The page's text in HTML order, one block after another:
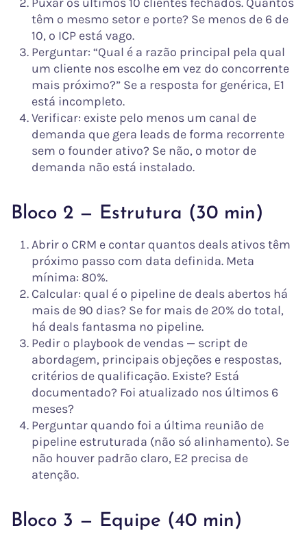
têm o mesmo setor e porte? Se menos de 6 de
10, o ICP está vago.
Perguntar: “Qual é a razão principal pela qual
um cliente nos escolhe em vez do concorrente
mais próximo?” Se a resposta for genérica, E1
está incompleto.
Verificar: existe pelo menos um canal de
demanda que gera leads de forma recorrente
sem o founder ativo? Se não, o motor de
demanda não está instalado.
Bloco 2 — Estrutura (30 min)
Abrir o CRM e contar quantos deals ativos têm
próximo passo com data definida. Meta
mínima: 80%.
Calcular: qual é o pipeline de deals abertos há
mais de 90 dias? Se for mais de 20% do total,
há deals fantasma no pipeline.
Pedir o playbook de vendas — script de
abordagem, principais objeções e respostas,
critérios de qualificação. Existe? Está
documentado? Foi atualizado nos últimos 6
meses?
Perguntar quando foi a última reunião de
pipeline estruturada (não só alinhamento). Se
não houver padrão claro, E2 precisa de
atenção.
Bloco 3 — Equipe (40 min)